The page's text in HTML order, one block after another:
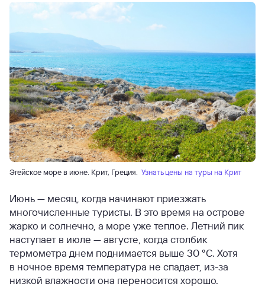
Эгейское море в июне. Крит, Греция. Узнать цены на туры на Крит
Июнь — месяц, когда начинают приезжать
многочисленные туристы. В это время на острове
жарко и солнечно, а море уже теплое. Летний пик
наступает в июле — августе, когда столбик
термометра днем поднимается выше 30 °С. Хотя
в ночное время температура не спадает, из-за
низкой влажности она переносится хорошо.